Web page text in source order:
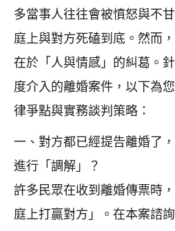
多當事人往往會被憤怒與不
庭上與對方死磕到底。然而
在於「人與情感」的糾葛。
度介入的離婚案件，以下為
律爭點與實務談判策略：
一、對方都已經提告離婚了
進行「調解」？
許多民眾在收到離婚傳票時
庭上打贏對方」。在本案諮